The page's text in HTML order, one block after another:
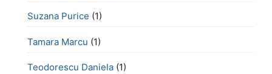
Suzana Purice (1)
Tamara Marcu (1)
Teodorescu Daniela (1)